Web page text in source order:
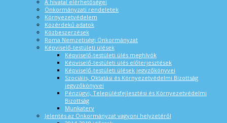
A hivatal elérhetőségei
Önkormányzati rendeletek
Környezetvédelem
Közérdekű adatok
Közbeszerzések
Roma Nemzetiségi Önkormányzat
Képviselő-testületi ülések
Képviselő-testületi ülés meghívók
Képviselő-testületi ülés előterjesztések
Képviselő-testületi ülések jegyzőkönyvei
Szociális, Oktatási és Környezetvédelmi Bizottság
jegyzőkönyvei
Pénzügyi, Településfejlesztési és Környezetvédelmi
Bizottság
Munkaterv
Jelentés az Önkormányzat vagyoni helyzetéről